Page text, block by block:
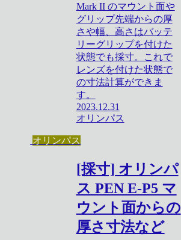
Mark II のマウント面や
グリップ先端からの厚
さや幅、高さはバッテ
リーグリップを付けた
状態でも採寸。これで
レンズを付けた状態で
の寸法計算ができま
す。
2023.12.31
オリンパス
オリンパス
[採寸] オリンパ
ス PEN E-P5 マ
ウント面からの
厚さ寸法など